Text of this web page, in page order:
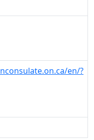
en/?